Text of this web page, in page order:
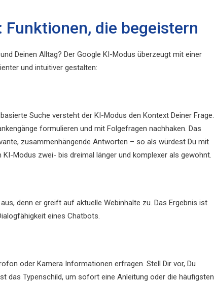
Funktionen, die begeistern
Deinen Alltag? Der Google KI-Modus überzeugt mit einer
und intuitiver gestalten:
Suche versteht der KI-Modus den Kontext Deiner Frage.
formulieren und mit Folgefragen nachhaken. Das
zusammenhängende Antworten – so als würdest Du mit
Modus zwei- bis dreimal länger und komplexer als gewohnt.
denn er greift auf aktuelle Webinhalte zu. Das Ergebnis ist
eines Chatbots.
oder Kamera Informationen erfragen. Stell Dir vor, Du
das Typenschild, um sofort eine Anleitung oder die häufigsten